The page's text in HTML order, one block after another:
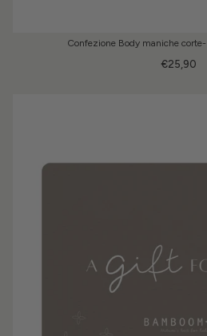
Confezione Body maniche
€25,90